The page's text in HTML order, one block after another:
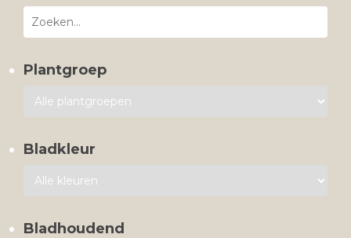
Plantgroep
Bladkleur
Bladhoudend